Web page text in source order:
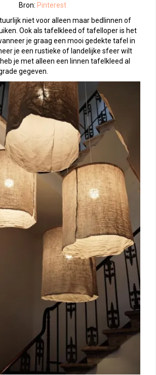
Bron: Pinterest
niet voor alleen maar bedlinnen of
Ook als tafelkleed of tafelloper is het
je graag een mooi gedekte tafel in
je een rustieke of landelijke sfeer wilt
je met alleen een linnen tafelkleed al
gegeven.